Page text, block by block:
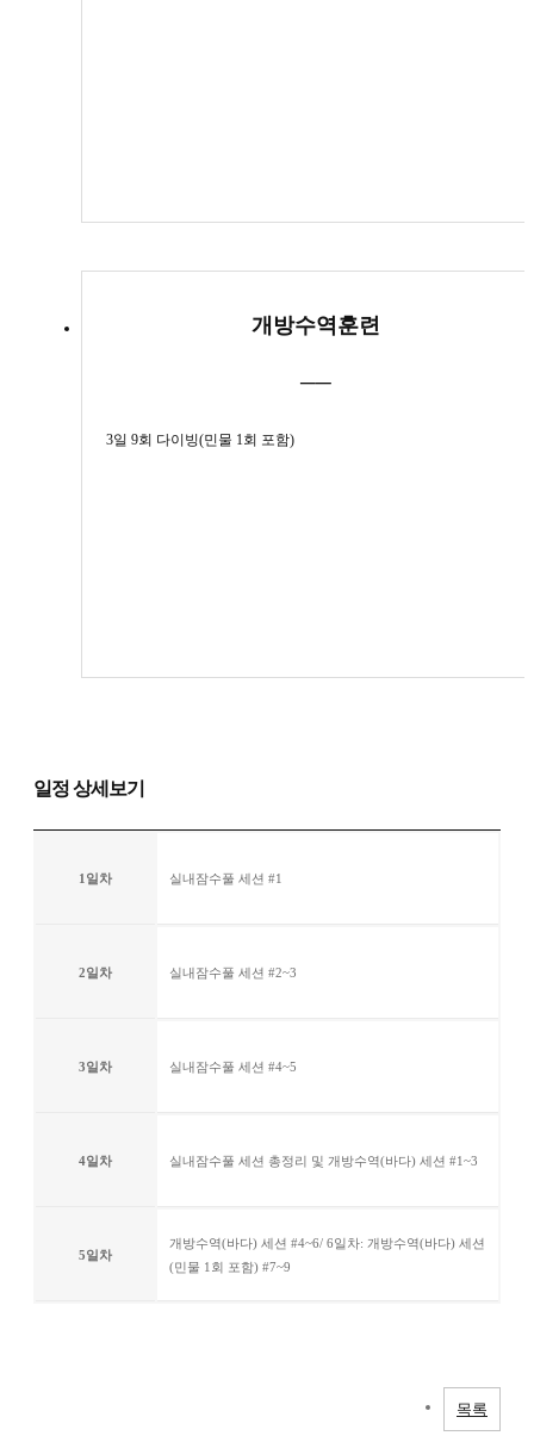
개방수역훈련
──
3일 9회 다이빙(민물 1회 포함)
일정 상세보기
1일차 실내잠수풀 세션 #1
2일차 실내잠수풀 세션 #2~3
3일차 실내잠수풀 세션 #4~5
4일차 실내잠수풀 세션 총정리 및 개방수역(바다) 세션 #1~3
5일차
개방수역(바다) 세션 #4~6/ 6일차: 개방수역(바다) 세션
(민물 1회 포함) #7~9
목록